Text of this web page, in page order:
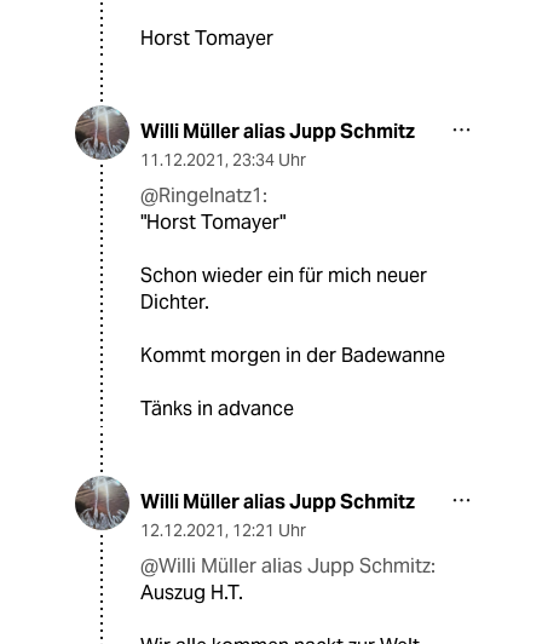
Horst Tomayer
Willi Müller alias Jupp Schmitz
11.12.2021, 23:34 Uhr
@Ringelnatz1:
"Horst Tomayer"
Schon wieder ein für mich neuer
Dichter.
Kommt morgen in der Badewanne
Tänks in advance
Willi Müller alias Jupp Schmitz
12.12.2021, 12:21 Uhr
@Willi Müller alias Jupp Schmitz:
Auszug H.T.